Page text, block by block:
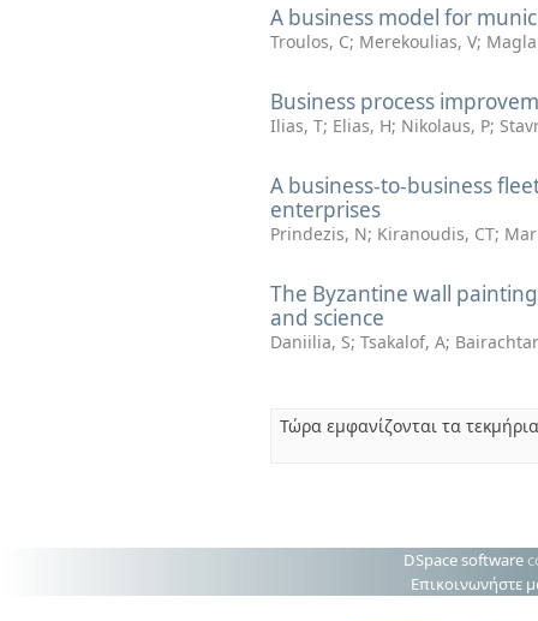
A business model for
Troulos, C; Merekoulias, V;
Business process
Ilias, T; Elias, H; Nikolaus, P;
A business-to-business
enterprises
Prindezis, N; Kiranoudis, CT;
The Byzantine wall
and science
Daniilia, S; Tsakalof, A;
Τώρα εμφανίζονται τα
DSpace software
Επικοινωνήστε